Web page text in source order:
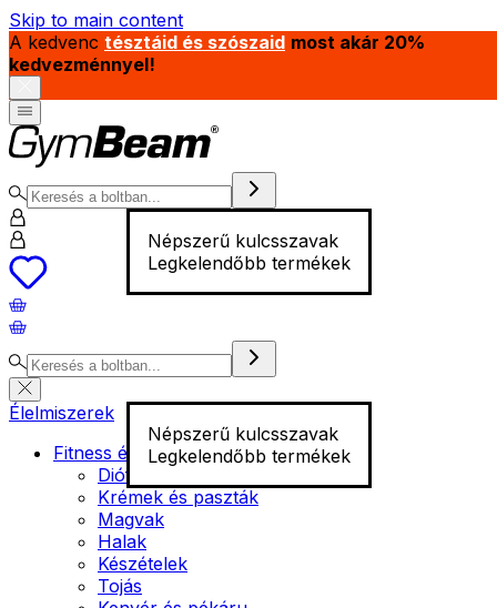
Skip to main content
A kedvenc tésztáid és szószaid most akár 20%
kedvezménnyel!
Népszerű kulcsszavak
Legkelendőbb termékek
Népszerű kulcsszavak
Legkelendőbb termékek
Élelmiszerek
Fitness élelmiszer
Diófélék
Krémek és paszták
Magvak
Halak
Készételek
Tojás